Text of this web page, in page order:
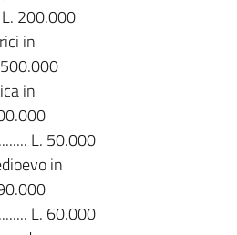
L. 200.000
in
in
L. 50.000
in
L. 60.000